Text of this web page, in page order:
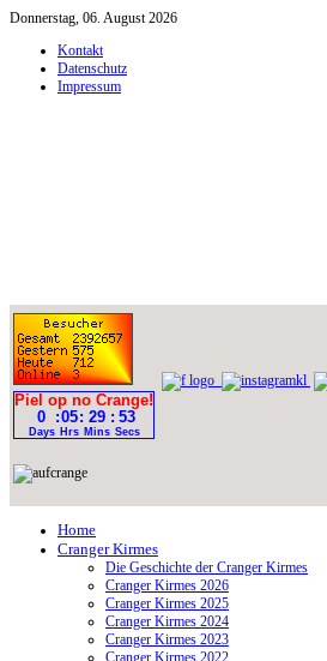
Donnerstag, 06. August 2026
Kontakt
Datenschutz
Impressum
Home
Cranger Kirmes
Die Geschichte der Cranger Kirmes
Cranger Kirmes 2026
Cranger Kirmes 2025
Cranger Kirmes 2024
Cranger Kirmes 2023
Cranger Kirmes 2022